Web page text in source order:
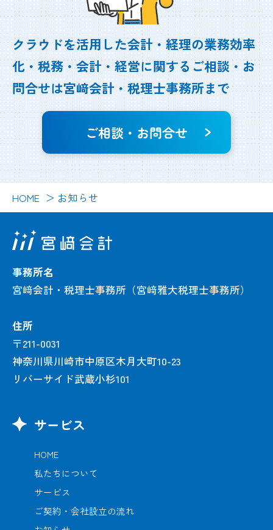
クラウドを活用した会計・経理の業務効率
化・税務・会計・経営に関するご相談・お
問合せは宮﨑会計・税理士事務所まで
ご相談・お問合せ
HOME お知らせ
事務所名
宮﨑会計・税理士事務所（宮﨑雅大税理士事務所）
住所
〒211-0031
神奈川県川崎市中原区木月大町10-23
リバーサイド武蔵小杉101
サービス
HOME
私たちについて
サービス
ご契約・会社設立の流れ